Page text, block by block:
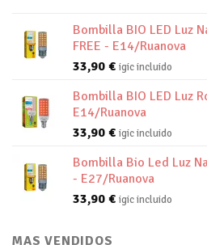
Bombilla BIO LED Luz
FREE - E14/Ruanova
33,90 € igic incluido
Bombilla BIO LED Luz
E14/Ruanova
33,90 € igic incluido
Bombilla Bio Led Luz
- E27/Ruanova
33,90 € igic incluido
MAS VENDIDOS